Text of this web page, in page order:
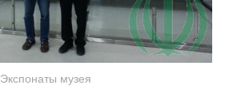
Экспонаты музея